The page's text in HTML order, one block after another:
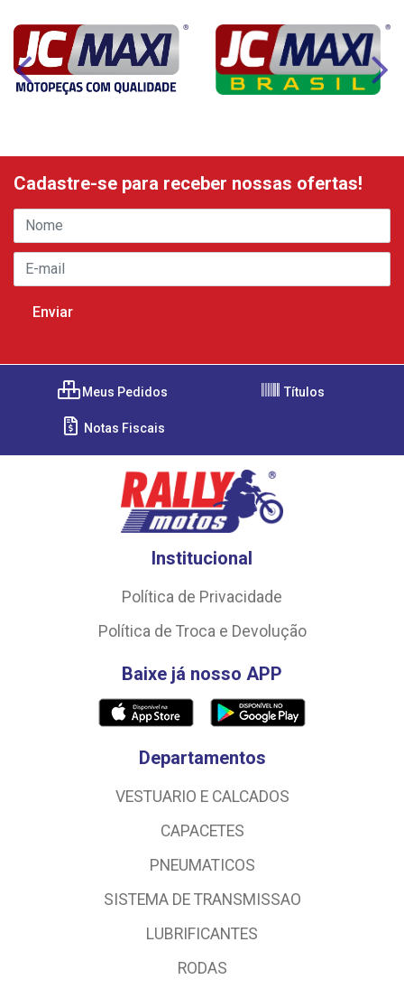
Cadastre-se para receber nossas ofertas!
Meus Pedidos Títulos
Notas Fiscais
Institucional
Política de Privacidade
Política de Troca e Devolução
Baixe já nosso APP
Departamentos
VESTUARIO E CALCADOS
CAPACETES
PNEUMATICOS
SISTEMA DE TRANSMISSAO
LUBRIFICANTES
RODAS